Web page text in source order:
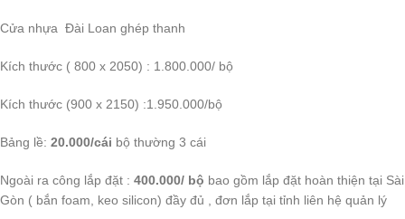
Cửa nhựa Đài Loan ghép thanh
Kích thước ( 800 x 2050) : 1.800.000/ bộ
Kích thước (900 x 2150) :1.950.000/bộ
Bảng lề: 20.000/cái bộ thường 3 cái
Ngoài ra công lắp đặt : 400.000/ bộ bao gồm lắp đặt hoàn thiện tại Sài
Gòn ( bắn foam, keo silicon) đầy đủ , đơn lắp tại tỉnh liên hệ quản lý